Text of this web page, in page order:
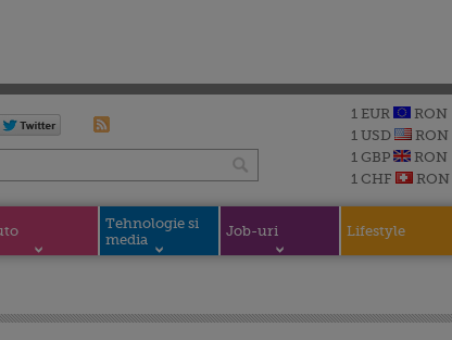
1 EUR
RON
1 USD
RON
1 GBP
RON
1 CHF
RON
Tehnologie si
media
Job-uri Lifestyle